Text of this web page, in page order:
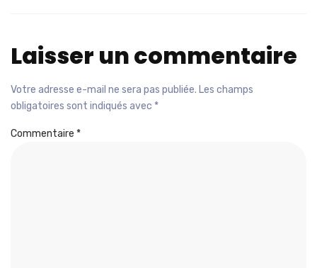
Laisser un commentaire
Votre adresse e-mail ne sera pas publiée. Les champs
obligatoires sont indiqués avec *
Commentaire *